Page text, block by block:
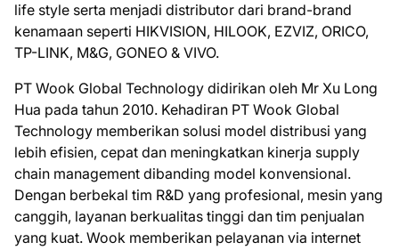
life style serta menjadi distributor dari brand-brand
kenamaan seperti HIKVISION, HILOOK, EZVIZ, ORICO,
TP-LINK, M&G, GONEO & VIVO.
PT Wook Global Technology didirikan oleh Mr Xu Long
Hua pada tahun 2010. Kehadiran PT Wook Global
Technology memberikan solusi model distribusi yang
lebih efisien, cepat dan meningkatkan kinerja supply
chain management dibanding model konvensional.
Dengan berbekal tim R&D yang profesional, mesin yang
canggih, layanan berkualitas tinggi dan tim penjualan
yang kuat. Wook memberikan pelayanan via internet